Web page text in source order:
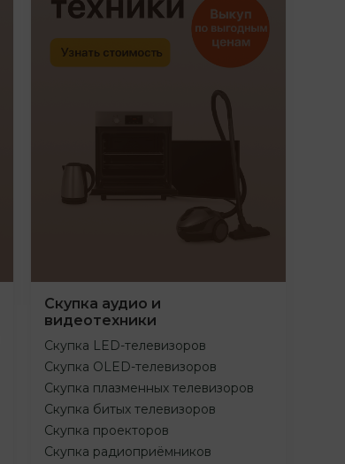
Скупка аудио и
видеотехники
Скупка LED-телевизоров
Скупка OLED-телевизоров
Скупка плазменных телевизоров
Скупка битых телевизоров
Скупка проекторов
Скупка радиоприёмников